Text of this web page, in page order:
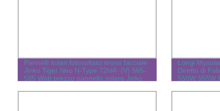
Pannelli solari fotovoltaici mono facciale
Jinko Tiger Neo N-Type 72hl4- (V) 565-
585 Watt prezzo pannello solare Jinko
fabbrica originale
Longi
Diretto di
550W 555W
Elettrico